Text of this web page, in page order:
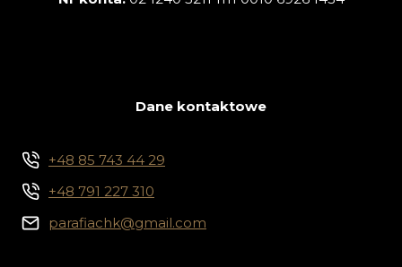
Dane kontaktowe
+48 85 743 44 29
+48 791 227 310
parafiachk@gmail.com